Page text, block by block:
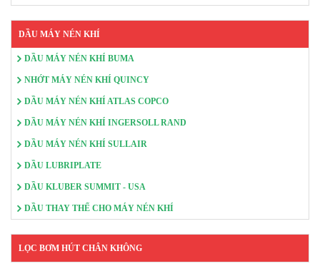
DẦU MÁY NÉN KHÍ
DẦU MÁY NÉN KHÍ BUMA
NHỚT MÁY NÉN KHÍ QUINCY
DẦU MÁY NÉN KHÍ ATLAS COPCO
DẦU MÁY NÉN KHÍ INGERSOLL RAND
DẦU MÁY NÉN KHÍ SULLAIR
DẦU LUBRIPLATE
DẦU KLUBER SUMMIT - USA
DẦU THAY THẾ CHO MÁY NÉN KHÍ
LỌC BƠM HÚT CHÂN KHÔNG